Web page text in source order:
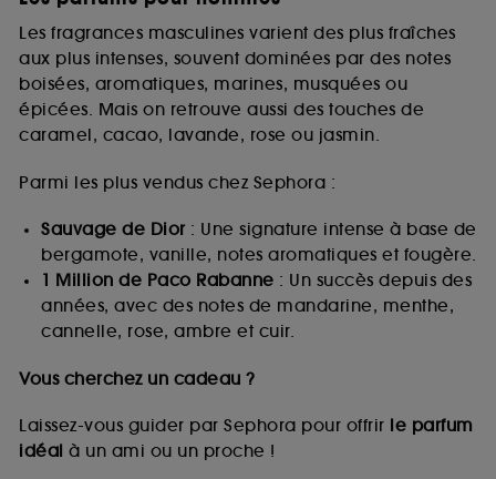
Les fragrances masculines varient des plus fraîches
aux plus intenses, souvent dominées par des notes
boisées, aromatiques, marines, musquées ou
épicées. Mais on retrouve aussi des touches de
caramel, cacao, lavande, rose ou jasmin.
Parmi les plus vendus chez Sephora :
Sauvage de Dior: Une signature intense à base de
bergamote, vanille, notes aromatiques et fougère.
1 Million de Paco Rabanne : Un succès depuis des
années, avec des notes de mandarine, menthe,
cannelle, rose, ambre et cuir.
Vous cherchez un cadeau ?
Laissez-vous guider par Sephora pour offrir le parfum
idéal à un ami ou un proche !